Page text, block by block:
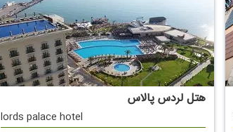
هتل لردس پالاس
lords palace hotel